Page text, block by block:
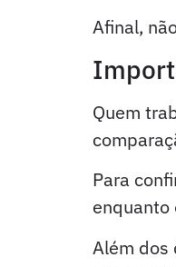
Afinal,
Quem
Para
enquanto
Além dos